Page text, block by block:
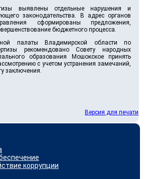
выявлены отдельные нарушения и
законодательства. В адрес органов
сформированы предложения,
бюджетного процесса.
палаты Владимирской области по
рекомендовано Совету народных
образования Мошокское принять
с учетом устранения замечаний,
заключения.
Версия для печати
коррупции